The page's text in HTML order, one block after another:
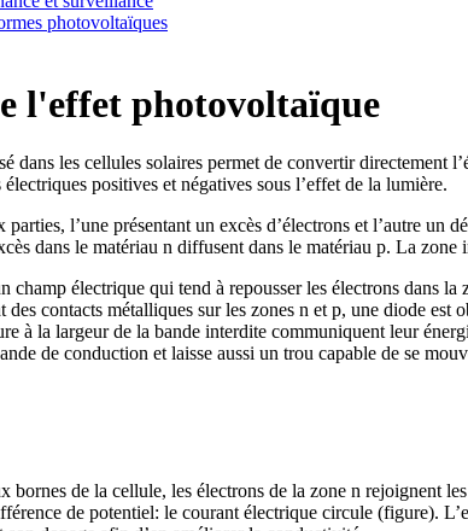
photovoltaïques
l'effet photovoltaïque
dans les cellules solaires permet de convertir directement
positives et négatives sous l’effet de la lumière.
l’une présentant un excès d’électrons et l’autre
dans le matériau n diffusent dans le matériau p. La
champ électrique qui tend à repousser les électrons dans
des contacts métalliques sur les zones n et p, une diode est
à la largeur de la bande interdite communiquent leur
de conduction et laisse aussi un trou capable de se
bornes de la cellule, les électrons de la zone n rejoignent
de potentiel: le courant électrique circule (figure).